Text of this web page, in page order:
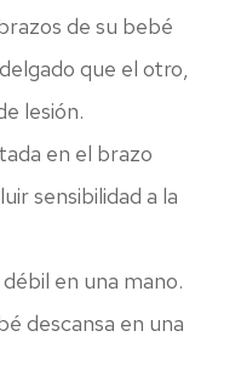
de su bebé
que el otro,
lesión.
en el brazo
sensibilidad a la
en una mano.
descansa en una